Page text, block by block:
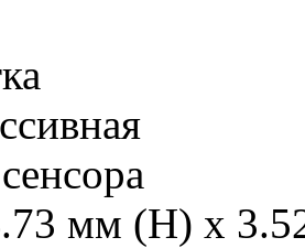
мм (H) x